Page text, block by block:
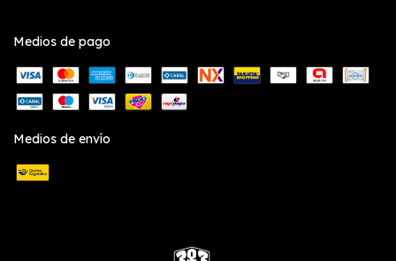
Medios de pago
Medios de envío